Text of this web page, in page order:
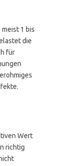
1 bis
die
für
Wert
richtig